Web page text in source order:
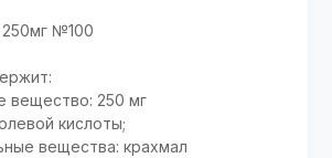
250мг №100
вещество: 250 мг
кислоты;
вещества: крахмал